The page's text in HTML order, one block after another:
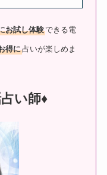
お試し体験できる電
得に占いが楽しめま
い師♦︎